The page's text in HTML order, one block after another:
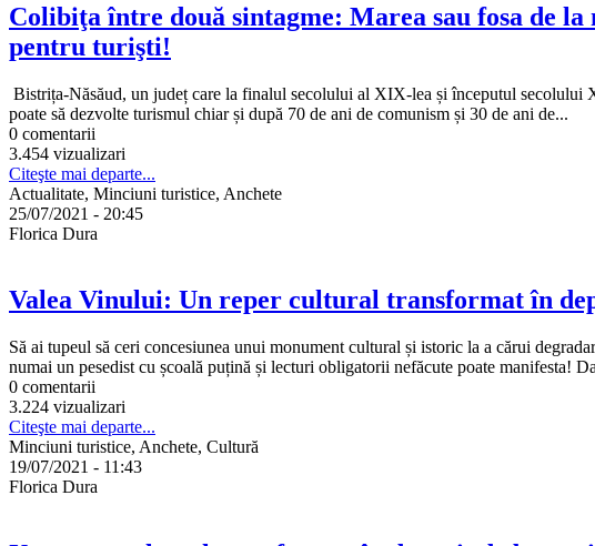
Colibiţa între două sintagme: Marea sau fosa de
pentru turişti!
Bistrița-Năsăud, un județ care la finalul secolului al XIX-lea și începutul secolului
poate să dezvolte turismul chiar și după 70 de ani de comunism și 30 de ani de...
0 comentarii
3.454 vizualizari
Citeşte mai departe...
Actualitate, Minciuni turistice, Anchete
25/07/2021 - 20:45
Florica Dura
Valea Vinului: Un reper cultural transformat în
Să ai tupeul să ceri concesiunea unui monument cultural și istoric la a cărui
numai un pesedist cu școală puțină și lecturi obligatorii nefăcute poate manifesta!
0 comentarii
3.224 vizualizari
Citeşte mai departe...
Minciuni turistice, Anchete, Cultură
19/07/2021 - 11:43
Florica Dura